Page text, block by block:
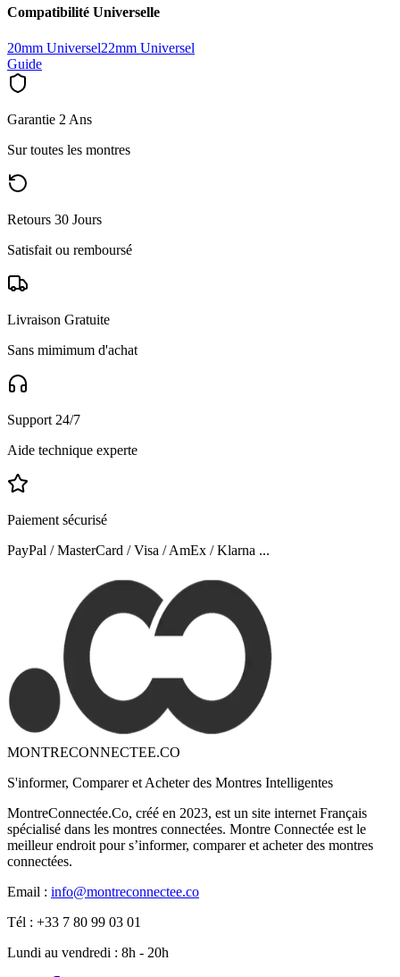
Compatibilité Universelle
20mm Universel22mm Universel
Guide
Garantie 2 Ans
Sur toutes les montres
Retours 30 Jours
Satisfait ou remboursé
Livraison Gratuite
Sans mimimum d'achat
Support 24/7
Aide technique experte
Paiement sécurisé
PayPal / MasterCard / Visa / AmEx / Klarna ...
MONTRECONNECTEE.CO
S'informer, Comparer et Acheter des Montres Intelligentes
MontreConnectée.Co, créé en 2023, est un site internet Français
spécialisé dans les montres connectées. Montre Connectée est le
meilleur endroit pour s’informer, comparer et acheter des montres
connectées.
Email : info@montreconnectee.co
Tél : +33 7 80 99 03 01
Lundi au vendredi : 8h - 20h